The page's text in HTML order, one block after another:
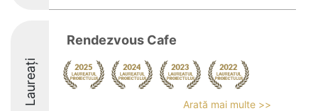
Laureați
Rendezvous Cafe
Arată mai multe >>